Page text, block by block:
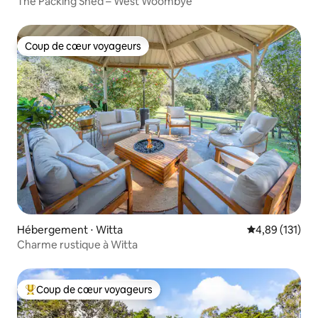
Coup de cœur voyageurs
Coup de cœur voyageurs
Hébergement ⋅ Witta Évaluation
4,89 (131)
Charme rustique à Witta
Coups de cœur voyageurs les plus appréciés
Coup de cœur voyageurs